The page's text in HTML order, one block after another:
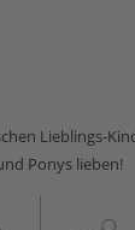
Lieblings-
Ponys lieben!